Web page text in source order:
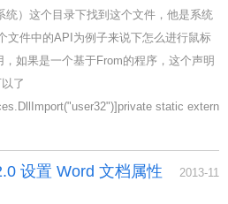
）这个目录下找到这个文件，他是系统
文件中的API为例子来说下怎么进行鼠标
如果是一个基于From的程序，这个声明
了
static extern
设置 Word 文档属性 2013-11